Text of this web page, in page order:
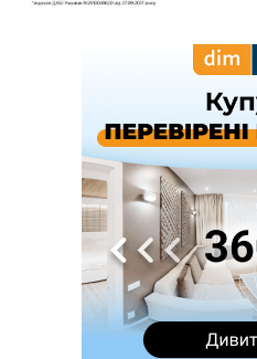
У Богородчанах на
Загальна площа всіх
На "зебрі" у Франківську
Прикарпаття серед лідерів
рекордсмен за зростанням
ВІДЕО
Де безпечно
У Франківську дружина
організацію «КОД 7'Я», аби
сім'ї
У Коломиї на одній з
автоматичної фіксації
Війна забрала життя трьох